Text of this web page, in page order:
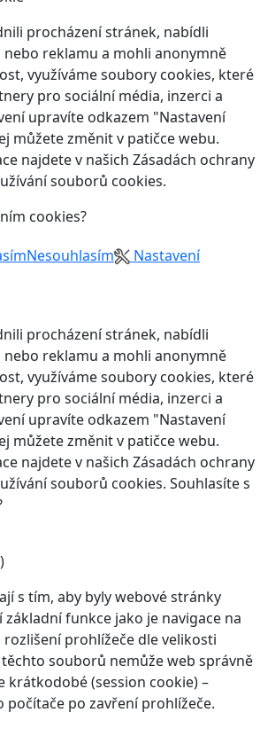
procházení stránek, nabídli
reklamu a mohli anonymně
využíváme soubory cookies, které
pro sociální média, inzerci a
upravíte odkazem "Nastavení
můžete změnit v patičce webu.
najdete v našich Zásadách ochrany
souborů cookies.
cookies?
Nesouhlasím Nastavení
procházení stránek, nabídli
reklamu a mohli anonymně
využíváme soubory cookies, které
pro sociální média, inzerci a
upravíte odkazem "Nastavení
můžete změnit v patičce webu.
najdete v našich Zásadách ochrany
souborů cookies. Souhlasíte s
s tím, aby byly webové stránky
funkce jako je navigace na
prohlížeče dle velikosti
těchto souborů nemůže web správně
krátkodobé (session cookie) –
počítače po zavření prohlížeče.